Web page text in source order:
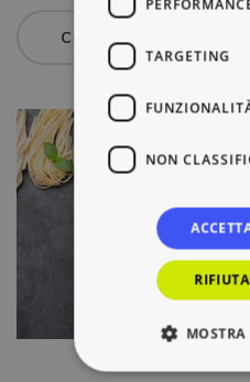
Continua a leggere
TARGETING
NON
MOSTRA